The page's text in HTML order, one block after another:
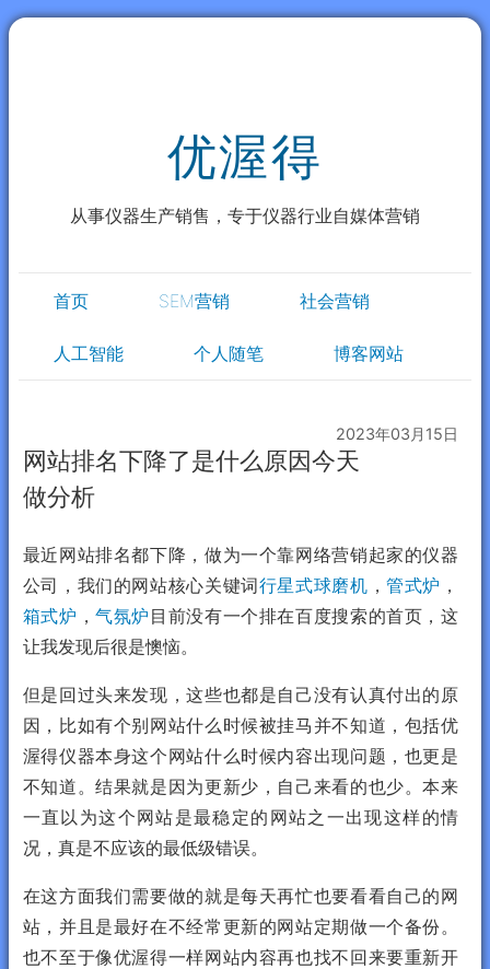
优渥得
从事仪器生产销售，专于仪器行业自媒体营销
首页 SEM营销 社会营销
人工智能 个人随笔 博客网站
2023年03月15日
网站排名下降了是什么原因今天
做分析
最近网站排名都下降，做为一个靠网络营销起家的仪器
公司，我们的网站核心关键词行星式球磨机 ，管式炉 ，
箱式炉 ，气氛炉 目前没有一个排在百度搜索的首页，这
让我发现后很是懊恼。
但是回过头来发现，这些也都是自己没有认真付出的原
因，比如有个别网站什么时候被挂马并不知道，包括优
渥得仪器本身这个网站什么时候内容出现问题，也更是
不知道。结果就是因为更新少，自己来看的也少。本来
一直以为这个网站是最稳定的网站之一出现这样的情
况，真是不应该的最低级错误。
在这方面我们需要做的就是每天再忙也要看看自己的网
站，并且是最好在不经常更新的网站定期做一个备份。
也不至于像优渥得一样网站内容再也找不回来要重新开